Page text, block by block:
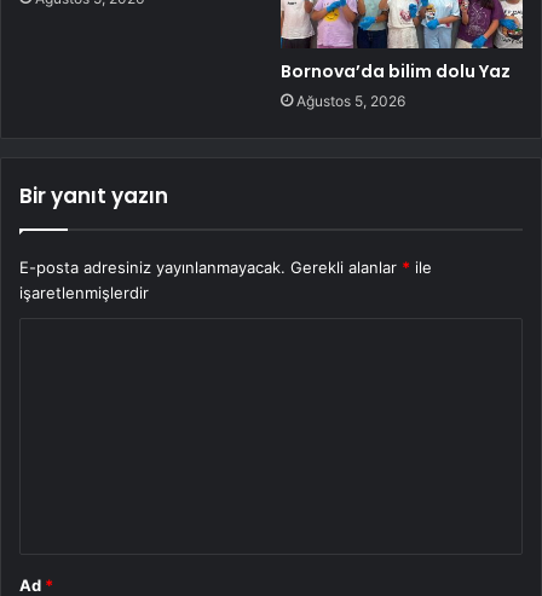
Bornova’da bilim dolu Yaz
Ağustos 5, 2026
Bir yanıt yazın
E-posta adresiniz yayınlanmayacak. Gerekli alanlar * ile
işaretlenmişlerdir
Ad *